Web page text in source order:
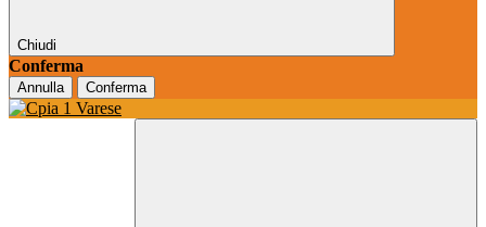
Chiudi
Conferma
Annulla Conferma